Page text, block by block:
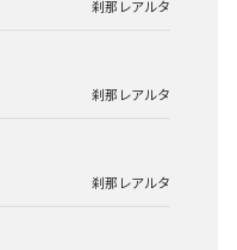
刹那レアルタ
刹那レアルタ
刹那レアルタ